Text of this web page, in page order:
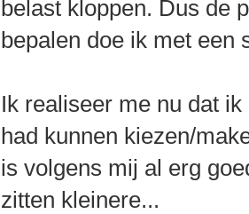
belast kloppen. Dus de
bepalen doe ik met een
Ik realiseer me nu dat
had kunnen kiezen/
is volgens mij al erg
zitten kleinere...